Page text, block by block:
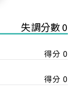
失調分數 0
得分 0
得分 0